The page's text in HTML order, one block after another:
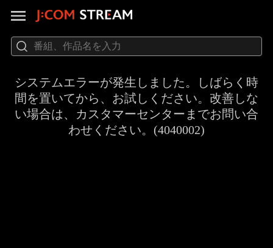
システムエラーが発生しました。しばらく時
間を置いてから、お試しください。改善しな
い場合は、カスタマーセンターまでお問い合
わせください。(4040002)